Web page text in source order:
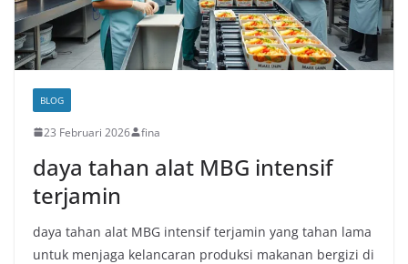
BLOG
23 Februari 2026 fina
daya tahan alat MBG intensif
terjamin
daya tahan alat MBG intensif terjamin yang tahan lama
untuk menjaga kelancaran produksi makanan bergizi di